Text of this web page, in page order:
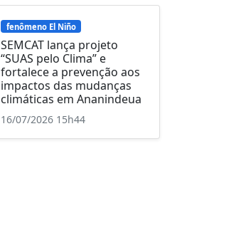
fenômeno El Niño
SEMCAT lança projeto
“SUAS pelo Clima” e
fortalece a prevenção aos
impactos das mudanças
climáticas em Ananindeua
16/07/2026 15h44